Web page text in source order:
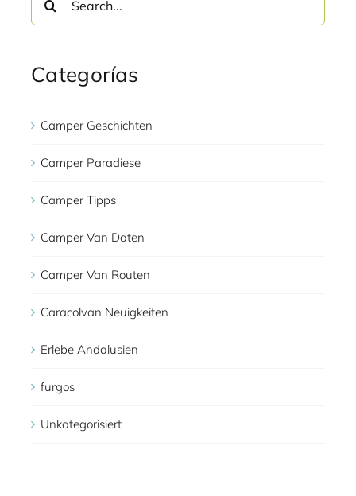
Categorías
Camper Geschichten
Camper Paradiese
Camper Tipps
Camper Van Daten
Camper Van Routen
Caracolvan Neuigkeiten
Erlebe Andalusien
furgos
Unkategorisiert